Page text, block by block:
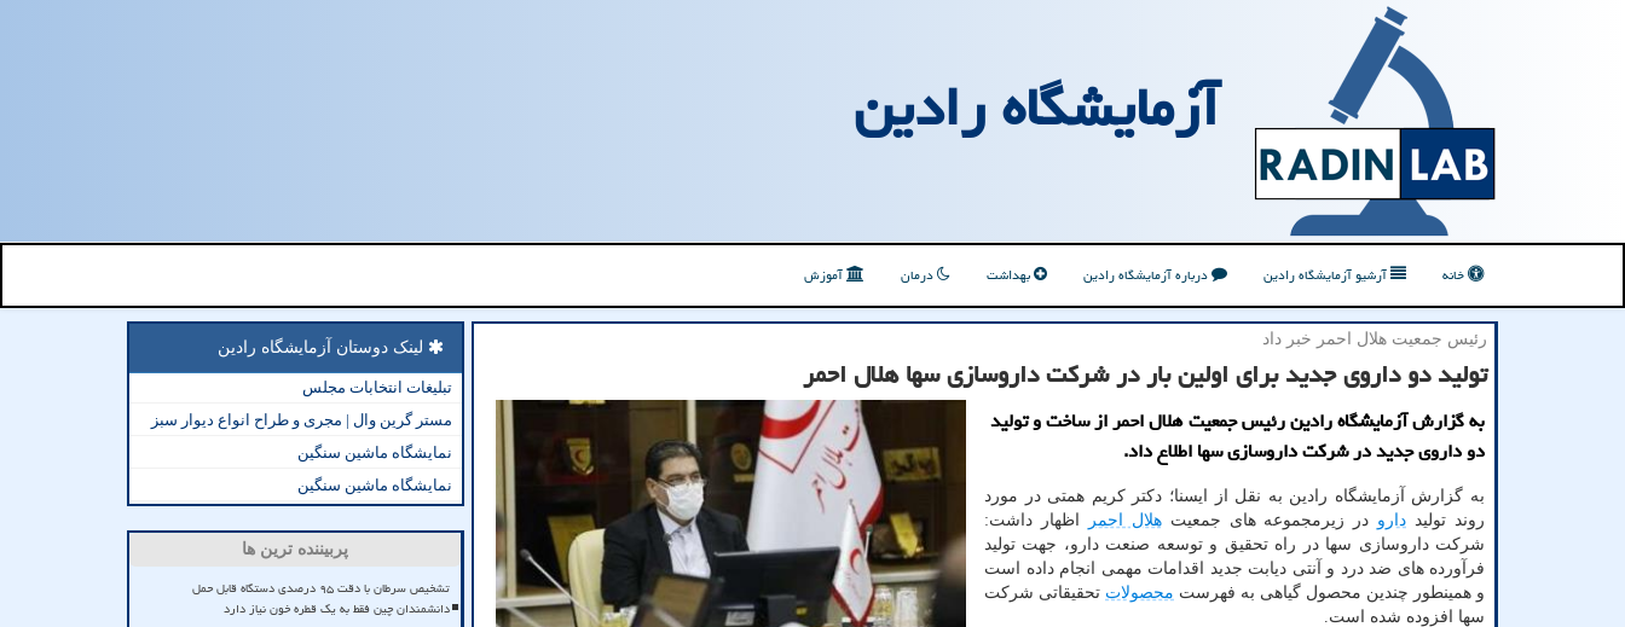
آزمایشگاه رادین
خانه آرشیو آزمایشگاه رادین درباره آزمایشگاه رادین بهداشت درمان آموزش
رئیس جمعیت هلال احمر خبر داد
تولید دو داروی جدید برای اولین بار در شرکت داروسازی سها هلال احمر
به گزارش آزمایشگاه رادین رئیس جمعیت هلال احمر از ساخت و تولید
دو داروی جدید در شرکت داروسازی سها اطلاع داد.
به گزارش آزمایشگاه رادین به نقل از ایسنا؛ دکتر کریم همتی در مورد
روند تولید دارو در زیرمجموعه های جمعیتهلال احمر
اظهار داشت:
شرکت داروسازی سها در راه تحقیق و توسعه صنعت دارو، جهت تولید
فرآورده های ضد درد و آنتی دیابت جدید اقدامات مهمی انجام داده است
و همینطور چندین محصول گیاهی به فهرست محصولات تحقیقاتی شرکت
سها افزوده شده است.
لینک دوستان آزمایشگاه رادین
تبلیغات انتخابات مجلس
مستر گرین وال | مجری و طراح انواع دیوار سبز
نمایشگاه ماشین سنگین
نمایشگاه ماشین سنگین
پربیننده ترین ها
تشخیص سرطان با دقت ۹۵ درصدی دستگاه قابل حمل
دانشمندان چین فقط به یک قطره خون نیاز دارد